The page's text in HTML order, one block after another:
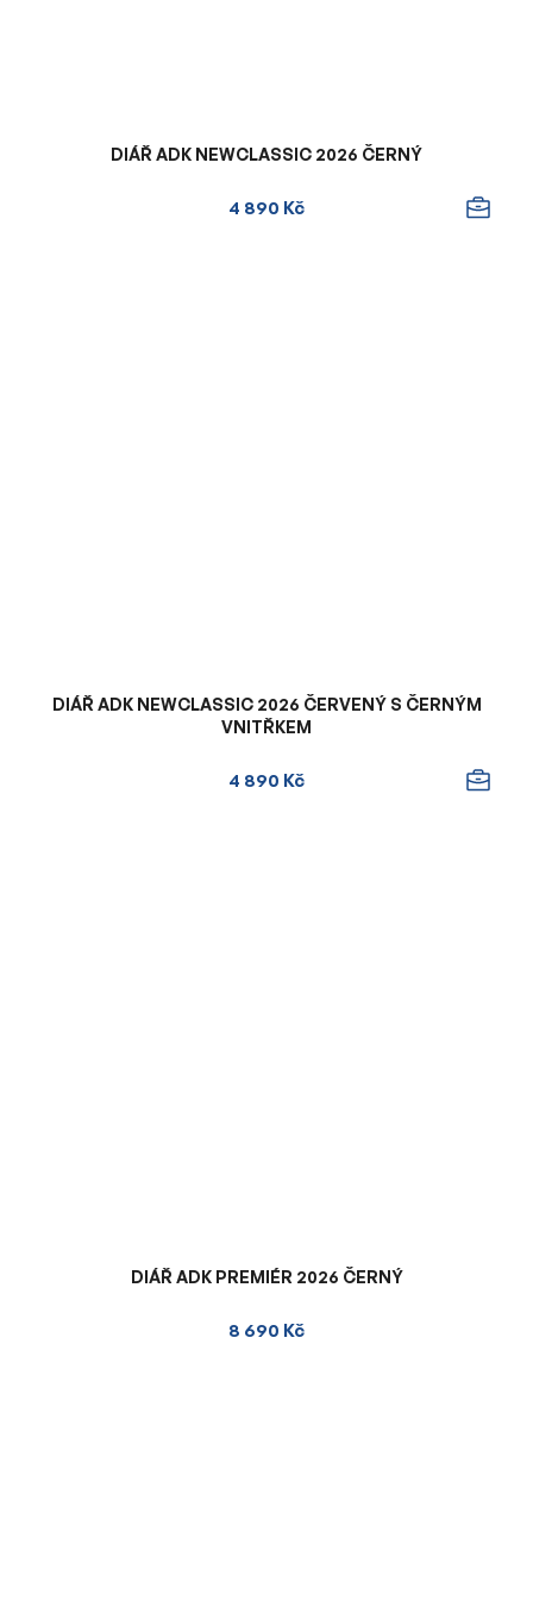
DIÁŘ ADK NEWCLASSIC 2026 ČERNÝ
4 890 Kč
DIÁŘ ADK NEWCLASSIC 2026 ČERVENÝ S ČERNÝM
VNITŘKEM
4 890 Kč
DIÁŘ ADK PREMIÉR 2026 ČERNÝ
8 690 Kč